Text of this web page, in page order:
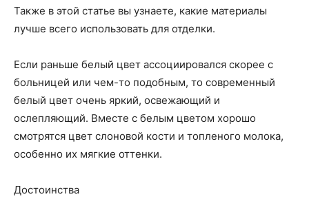
Также в этой статье вы узнаете, какие материалы
лучше всего использовать для отделки.
Если раньше белый цвет ассоциировался скорее с
больницей или чем-то подобным, то современный
белый цвет очень яркий, освежающий и
ослепляющий. Вместе с белым цветом хорошо
смотрятся цвет слоновой кости и топленого молока,
особенно их мягкие оттенки.
Достоинства